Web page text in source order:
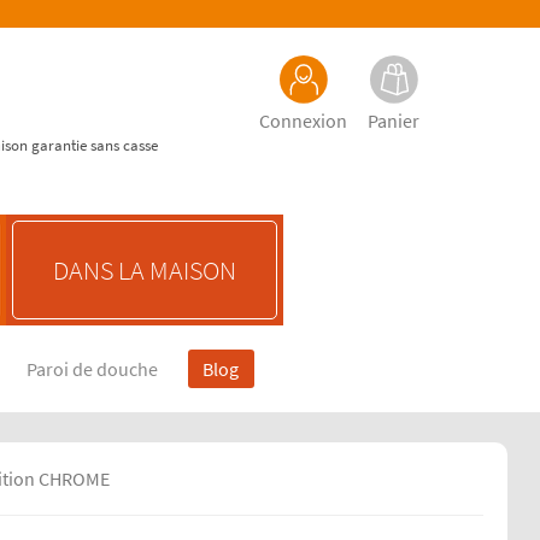
Connexion Panier
garantie sans casse
DANS LA MAISON
Paroi de douche Blog
CHROME